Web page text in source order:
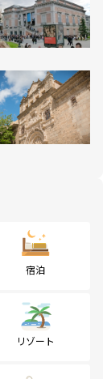
宿泊
リゾート